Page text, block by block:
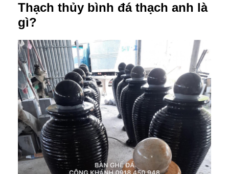
Thạch thủy bình đá thạch anh là
gì?